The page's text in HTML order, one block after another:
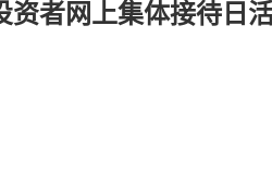
资者网上集体接待日